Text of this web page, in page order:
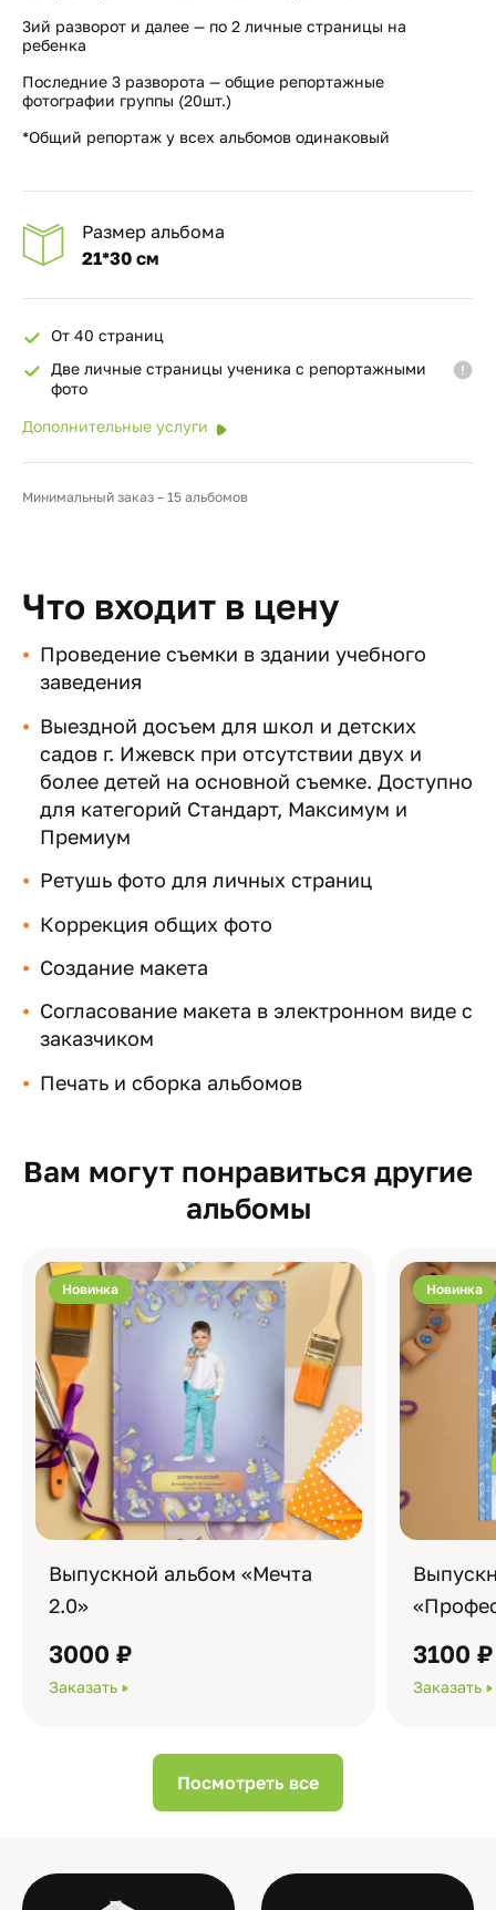
3ий разворот и далее — по 2 личные страницы на
ребенка
Последние 3 разворота — общие репортажные
фотографии группы (20шт.)
*Общий репортаж у всех альбомов одинаковый
Размер альбома
21*30 см
От 40 страниц
Две личные страницы ученика с репортажными
фото
Дополнительные услуги
Минимальный заказ – 15 альбомов
Что входит в цену
Проведение съемки в здании учебного
заведения
Выездной досъем для школ и детских
садов г. Ижевск при отсутствии двух и
более детей на основной съемке. Доступно
для категорий Стандарт, Максимум и
Премиум
Ретушь фото для личных страниц
Коррекция общих фото
Создание макета
Согласование макета в электронном виде с
заказчиком
Печать и сборка альбомов
Вам могут понравиться другие
альбомы
Новинка
Выпускной альбом «Мечта
2.0»
3000 ₽
Заказать
Новинка
3100 ₽
Заказать
Посмотреть все